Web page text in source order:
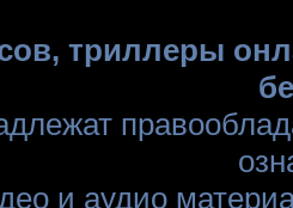
триллеры
и аудио